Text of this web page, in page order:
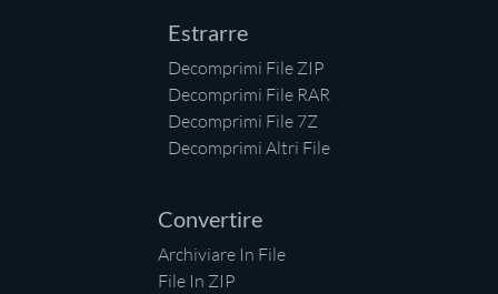
Estrarre
Decomprimi File ZIP
Decomprimi File RAR
Decomprimi File 7Z
Decomprimi Altri File
Convertire
Archiviare In File
File In ZIP